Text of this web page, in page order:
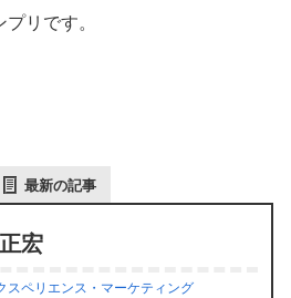
リです。
最新の記事
宏
スペリエンス・マーケティング